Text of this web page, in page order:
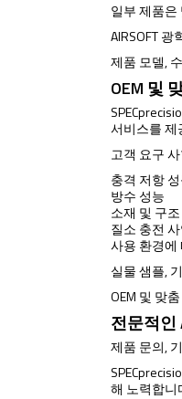
일부 제품
AIRSOFT
제품 모델,
OEM 및
서비스를 제
고객 요구
충격 저항
방수 성능
소재 및 구
질소 충전
사용 환경에
실물 샘플,
OEM 및 맞
전문적인
제품 문의,
해 노력합니